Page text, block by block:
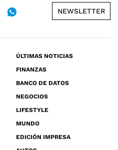
NEWSLETTER
ÚLTIMAS NOTICIAS
FINANZAS
BANCO DE DATOS
NEGOCIOS
LIFESTYLE
MUNDO
EDICIÓN IMPRESA